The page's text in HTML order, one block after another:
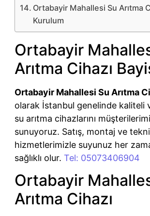
Ortabayir Mahallesi Su Arıtma
Kurulum
Ortabayir
Arıtma Cihazı
Ortabayir Mahallesi Su Arıtma
olarak İstanbul genelinde kaliteli
su arıtma cihazlarını
sunuyoruz. Satış, montaj ve
hizmetlerimizle suyunuz her
sağlıklı olur. Tel: 05073406904
Ortabayir
Arıtma Cihazı